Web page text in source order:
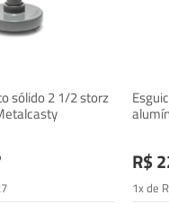
sólido 2 1/2 storz
R$
1x de